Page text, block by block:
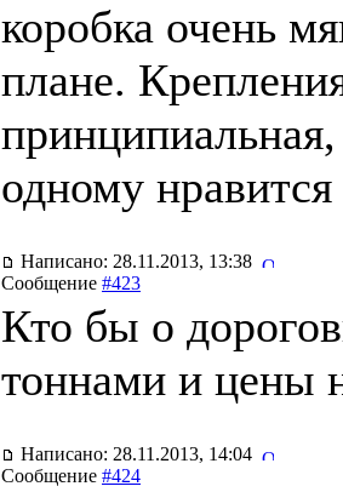
коробка очень
плане.
одному
Написано: 28.11.2013, 13:38
Сообщение #423
Кто бы о
тоннами и цены
Написано: 28.11.2013, 14:04
Сообщение #424